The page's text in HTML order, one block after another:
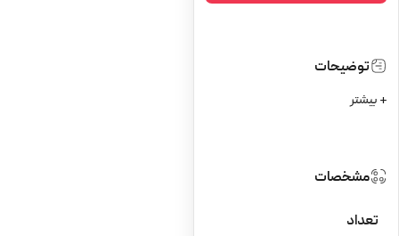
توضیحات
+ بیشتر
مشخصات
تعداد